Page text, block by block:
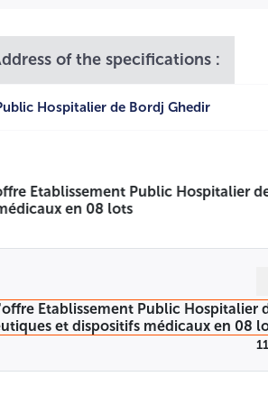
AVEC
ouvert avec exigence de
of the specifications :
Hospitalier de Bordj Ghedir